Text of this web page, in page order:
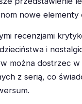
nowe elementy
recenzjami
i
można dostrzec
z serią, co